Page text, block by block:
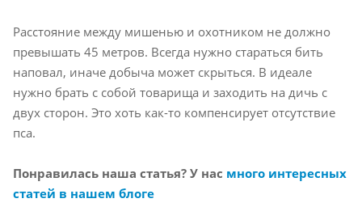
Расстояние между мишенью и охотником не должно
превышать 45 метров. Всегда нужно стараться бить
наповал, иначе добыча может скрыться. В идеале
нужно брать с собой товарища и заходить на дичь с
двух сторон. Это хоть как-то компенсирует отсутствие
пса.
Понравилась наша статья? У нас много интересных
статей в нашем блоге